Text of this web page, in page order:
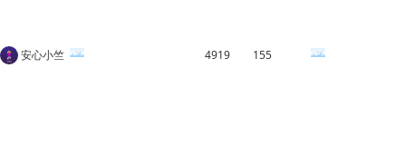
安心小竺 4919 155